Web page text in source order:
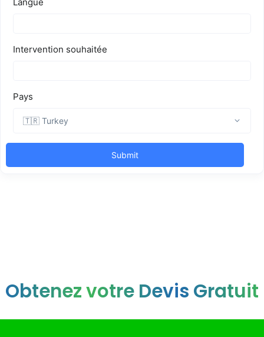
Obtenez votre Devis Gratuit